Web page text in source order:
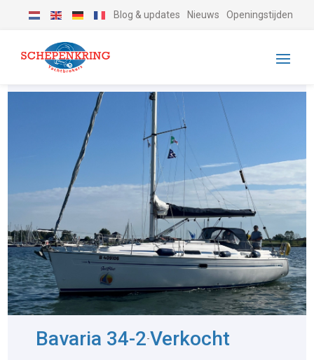
Blog & updates Nieuws Openingstijden
Bavaria 34-2-Verkocht